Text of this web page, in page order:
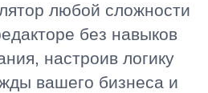
любой сложности
без навыков
настроив логику
вашего бизнеса и